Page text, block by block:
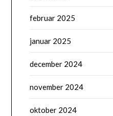
februar 2025
januar 2025
december 2024
november 2024
oktober 2024